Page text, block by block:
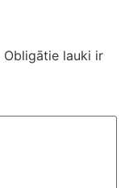
Obligātie lauki ir